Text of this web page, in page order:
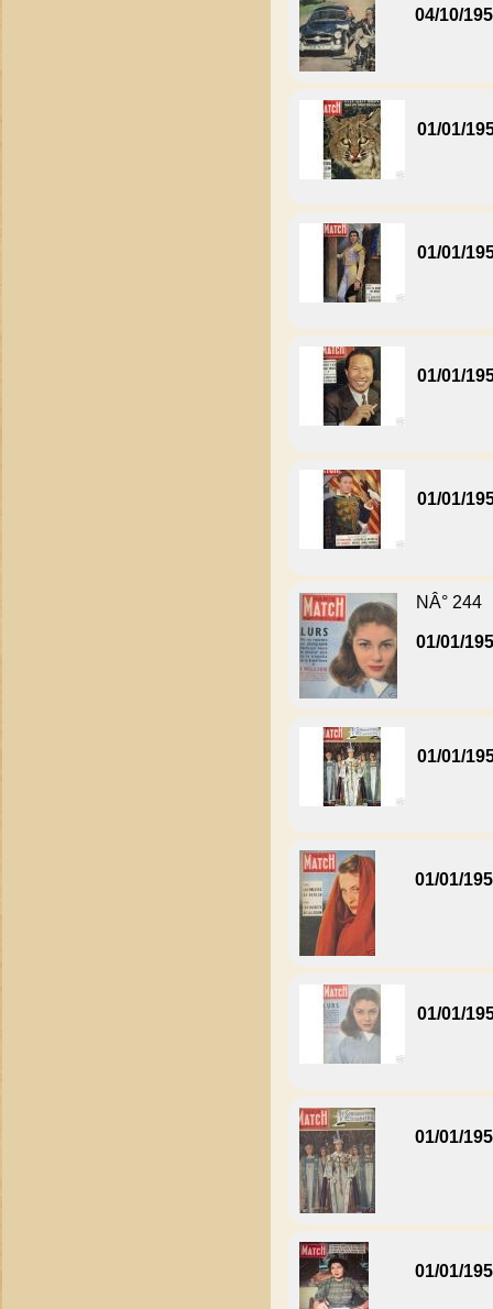
04/10/
01/01/
01/01/
01/01/
01/01/
NÂ° 244
01/01/
01/01/
01/01/
01/01/
01/01/
01/01/